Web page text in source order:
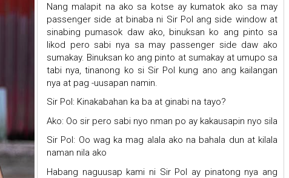
Nang malapit na ako sa kotse ay kumatok ako sa may
passenger side at binaba ni Sir Pol ang side window at
sinabing pumasok daw ako, binuksan ko ang pinto sa
likod pero sabi nya sa may passenger side daw ako
sumakay. Binuksan ko ang pinto at sumakay at umupo sa
tabi nya, tinanong ko si Sir Pol kung ano ang kailangan
nya at pag -uusapan namin.
Sir Pol: Kinakabahan ka ba at ginabi na tayo?
Ako: Oo sir pero sabi nyo nman po ay kakausapin nyo sila
Sir Pol: Oo wag ka mag alala ako na bahala dun at kilala
naman nila ako
Habang naguusap kami ni Sir Pol ay pinatong nya ang